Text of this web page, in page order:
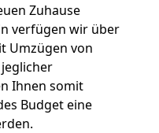
Zuhause
verfügen wir über
Umzügen von
Ihnen somit
Budget eine